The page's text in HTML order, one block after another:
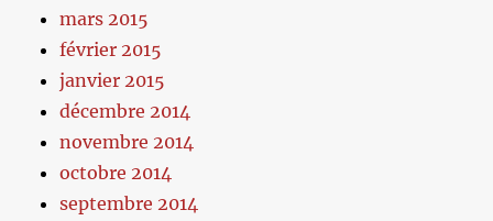
mars 2015
février 2015
janvier 2015
décembre 2014
novembre 2014
octobre 2014
septembre 2014